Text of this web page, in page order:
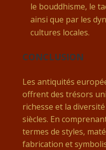
le bouddhisme, le
ainsi que par les
cultures locales.
CONCLUSION
Les antiquités
offrent des trésors
richesse et la
siècles. En
termes de styles,
fabrication et